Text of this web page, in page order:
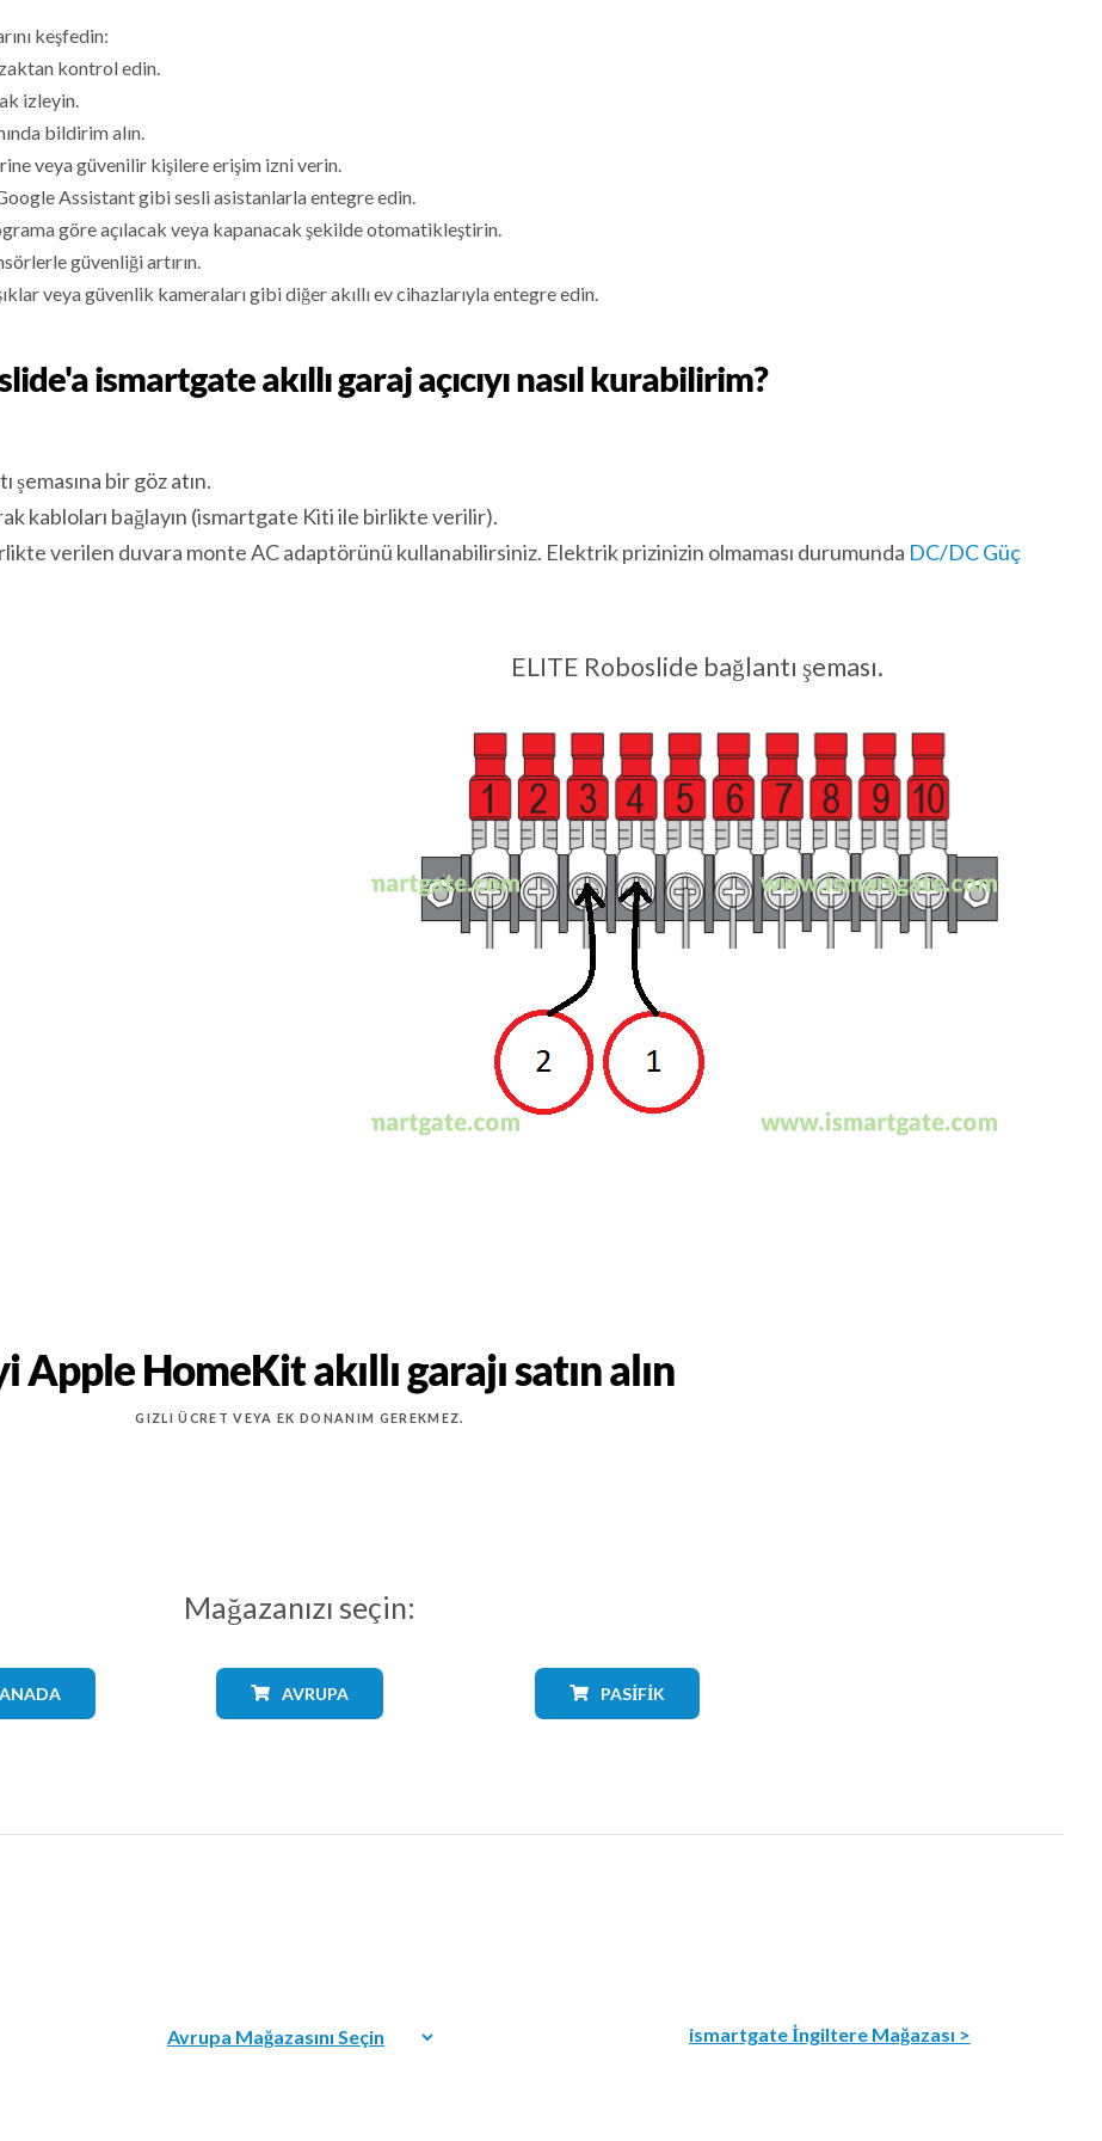
keşfedin:
kontrol edin.
izleyin.
bildirim alın.
veya güvenilir kişilere erişim izni verin.
Assistant gibi sesli asistanlarla entegre edin.
göre açılacak veya kapanacak şekilde otomatikleştirin.
güvenliği artırın.
veya güvenlik kameraları gibi diğer akıllı ev cihazlarıyla entegre edin.
ismartgate akıllı garaj açıcıyı nasıl kurabilirim?
şemasına bir göz atın.
kabloları bağlayın (ismartgate Kiti ile birlikte verilir).
verilen duvara monte AC adaptörünü kullanabilirsiniz. Elektrik prizinizin olmaması durumunda DC/DC Güç
ELITE Roboslide bağlantı şeması.
Apple HomeKit akıllı garajı satın alın
GIZLI ÜCRET VEYA EK DONANIM GEREKMEZ.
Mağazanızı seçin:
AVRUPA PASIFIK
ismartgate İngiltere Mağazası >